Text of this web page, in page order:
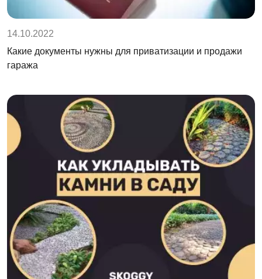
14.10.2022
Какие документы нужны для приватизации и продажи
гаража